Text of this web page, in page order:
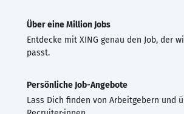
Über eine Million Jobs
Entdecke mit XING genau den Job, der
passt.
Persönliche Job-Angebote
Lass Dich finden von Arbeitgebern und